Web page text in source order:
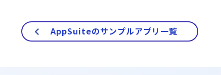
AppSuiteのサンプルアプリ一覧